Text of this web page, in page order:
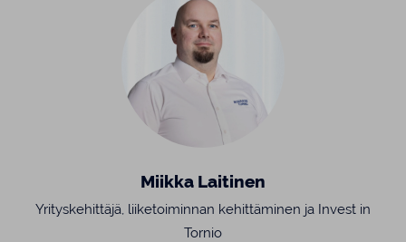
Miikka Laitinen
Yrityskehittäjä, liiketoiminnan kehittäminen ja Invest in
Tornio